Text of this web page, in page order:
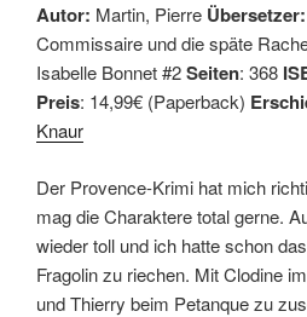
Autor: Martin, Pierre
Commissaire und die späte
Isabelle Bonnet #2Seiten: 368
Preis: 14,99€ (Paperback)
Knaur
Der Provence-Krimi hat mich
mag die Charaktere total gerne.
wieder toll und ich hatte schon
Fragolin zu riechen. Mit Clodine
und Thierry beim Petanque zu